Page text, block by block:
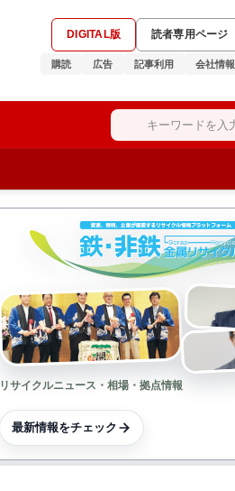
DIGITAL版 読者専用ページ
購読 広告 記事利用 会社情報
リサイクルニュース・相場・拠点情報
最新情報をチェック